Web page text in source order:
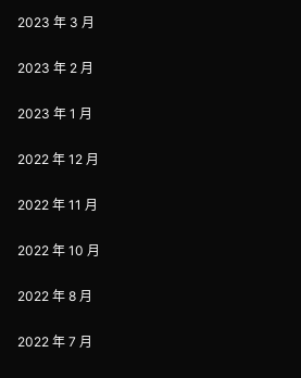
2023 年 3 月
2023 年 2 月
2023 年 1 月
2022 年 12 月
2022 年 11 月
2022 年 10 月
2022 年 8 月
2022 年 7 月